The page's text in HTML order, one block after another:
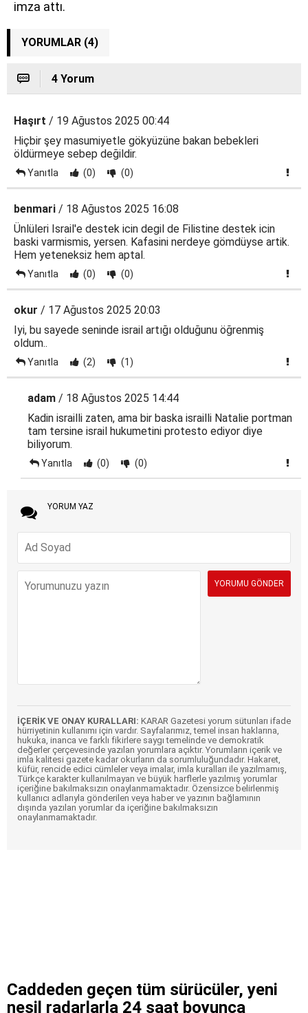
imza attı.
YORUMLAR (4)
4 Yorum
Haşırt / 19 Ağustos 2025 00:44
Hiçbir şey masumiyetle gökyüzüne bakan bebekleri
öldürmeye sebep değildir.
Yanıtla (0) (0)
benmari / 18 Ağustos 2025 16:08
Ünlüleri Israil'e destek icin degil de Filistine destek icin
baski varmismis, yersen. Kafasini nerdeye gömdüyse artik.
Hem yeteneksiz hem aptal.
Yanıtla (0) (0)
okur / 17 Ağustos 2025 20:03
Iyi, bu sayede seninde israil artığı olduğunu öğrenmiş
oldum..
Yanıtla (2) (1)
adam / 18 Ağustos 2025 14:44
Kadin israilli zaten, ama bir baska israilli Natalie portman
tam tersine israil hukumetini protesto ediyor diye
biliyorum.
Yanıtla (0) (0)
YORUM YAZ
İÇERİK VE ONAY KURALLARI: KARAR Gazetesi yorum sütunları ifade
hürriyetinin kullanımı için vardır. Sayfalarımız, temel insan haklarına,
hukuka, inanca ve farklı fikirlere saygı temelinde ve demokratik
değerler çerçevesinde yazılan yorumlara açıktır. Yorumların içerik ve
imla kalitesi gazete kadar okurların da sorumluluğundadır. Hakaret,
küfür, rencide edici cümleler veya imalar, imla kuralları ile yazılmamış,
Türkçe karakter kullanılmayan ve büyük harflerle yazılmış yorumlar
içeriğine bakılmaksızın onaylanmamaktadır. Özensizce belirlenmiş
kullanıcı adlarıyla gönderilen veya haber ve yazının bağlamının
dışında yazılan yorumlar da içeriğine bakılmaksızın
onaylanmamaktadır.
Caddeden geçen tüm sürücüler, yeni
nesil radarlarla 24 saat boyunca